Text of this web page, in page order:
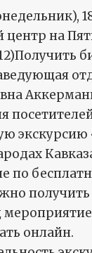
центр на
экскурсию
по
получить
онлайн.